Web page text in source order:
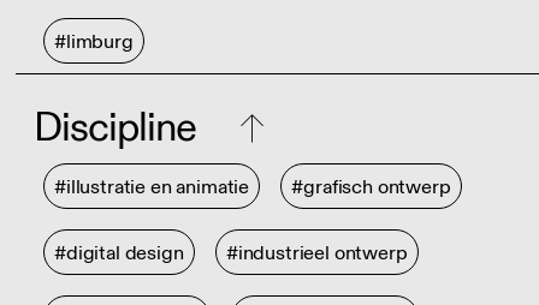
#limburg
Discipline
#illustratie en animatie #grafisch ontwerp
#digital design #industrieel ontwerp